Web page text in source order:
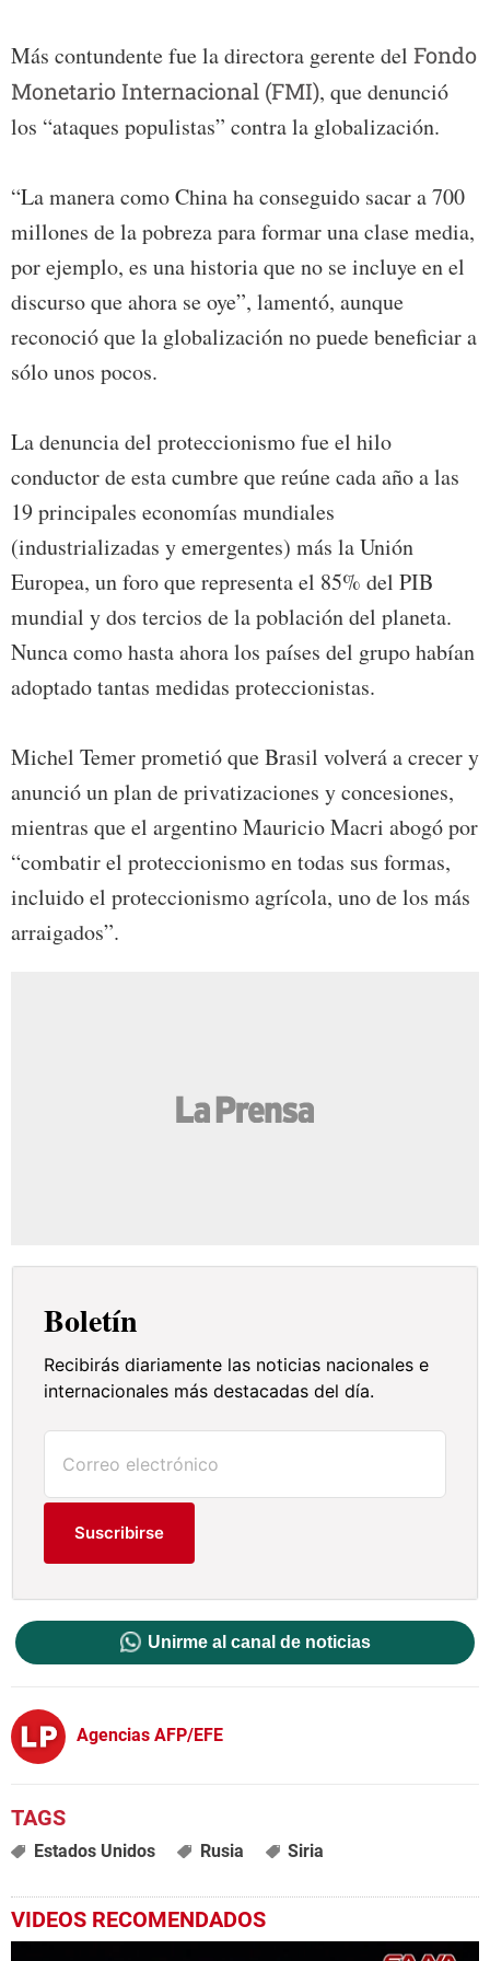
Más contundente fue la directora gerente del Fondo
Monetario Internacional (FMI), que denunció
los “ataques populistas” contra la globalización.
“La manera como China ha conseguido sacar a 700
millones de la pobreza para formar una clase media,
por ejemplo, es una historia que no se incluye en el
discurso que ahora se oye”, lamentó, aunque
reconoció que la globalización no puede beneficiar a
sólo unos pocos.
La denuncia del proteccionismo fue el hilo
conductor de esta cumbre que reúne cada año a las
19 principales economías mundiales
(industrializadas y emergentes) más la Unión
Europea, un foro que representa el 85% del PIB
mundial y dos tercios de la población del planeta.
Nunca como hasta ahora los países del grupo habían
adoptado tantas medidas proteccionistas.
Michel Temer prometió que Brasil volverá a crecer y
anunció un plan de privatizaciones y concesiones,
mientras que el argentino Mauricio Macri abogó por
“combatir el proteccionismo en todas sus formas,
incluido el proteccionismo agrícola, uno de los más
arraigados”.
Boletín
Recibirás diariamente las noticias nacionales e
internacionales más destacadas del día.
Suscribirse
Unirme al canal de noticias
Agencias AFP/EFE
Estados Unidos Rusia Siria
VIDEOS RECOMENDADOS